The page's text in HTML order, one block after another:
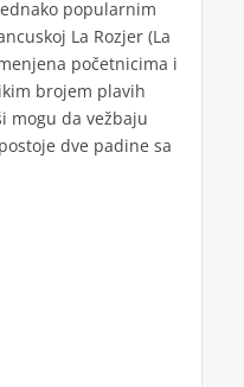
popularnim
La Rozjer (La
početnicima i
brojem plavih
mogu da vežbaju
dve padine sa